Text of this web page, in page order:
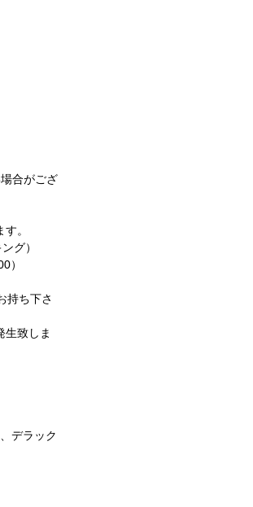
合がござ
。
グ）
）
持ち下さ
致しま
デラック